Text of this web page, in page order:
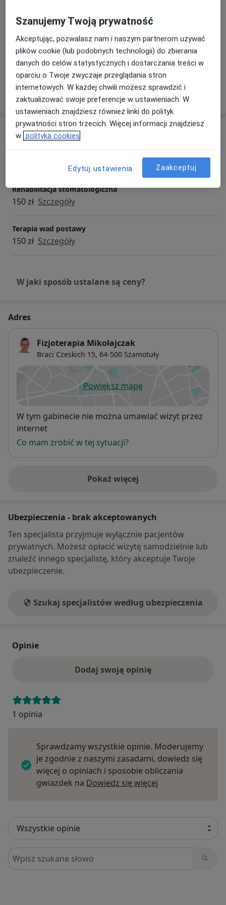
także piłka nożna i motoryzacją.
Pacjenci których przyjmuję
Dorośli
Dzieci w wieku od 5 lat
Pokaż więcejo doświadczeniu
Usługi i ceny
Szczegóły
Rehabilitacja stomatologiczna
150 zł Szczegóły
Terapia wad postawy
150 zł Szczegóły
W jaki sposób ustalane są ceny?
Adres
Fizjoterapia Mikołajczak
Braci Czeskich 15, 64-500 Szamotuły
Powiększ mapęotwiera się w nowej karcie
Dostępność
W tym gabinecie nie można umawiać wizyt przez
internet
Co mam zrobić w tej sytuacji?
Pokaż więcej
o adresie
Ubezpieczenia - brak akceptowanych
Ten specjalista przyjmuje wyłącznie pacjentów
prywatnych. Możesz opłacić wizytę samodzielnie lub
znaleźć innego specjalistę, który akceptuje Twoje
ubezpieczenie.
Szukaj specjalistów według ubezpieczenia
Opinie
Dodaj swoją opinię
1 opinia
Sprawdzamy wszystkie opinie. Moderujemy
je zgodnie z naszymi zasadami, dowiedz się
więcej o opiniach i sposobie obliczania
gwiazdek na Dowiedz się więcej
Szukaj w opiniach
Szanujemy Twoją prywatność
Akceptując, pozwalasz nam i naszym partnerom używać
plików cookie (lub podobnych technologii) do zbierania
danych do celów statystycznych i dostarczania treści w
oparciu o Twoje zwyczaje przeglądania stron
internetowych. W każdej chwili możesz sprawdzić i
zaktualizować swoje preferencje w ustawieniach. W
ustawieniach znajdziesz również linki do polityk
prywatności stron trzecich. Więcej informacji znajdziesz
w polityka cookies
Edytuj ustawienia Zaakceptuj